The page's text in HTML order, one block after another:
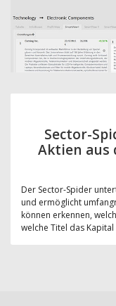
Sector-
Aktien aus
Der Sector-Spider
und ermöglicht
können erkennen,
welche Titel das Kapital